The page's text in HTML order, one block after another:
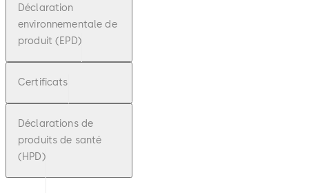
Déclaration
environnementale de
produit (EPD)
Certificats
Déclarations de
produits de santé
(HPD)